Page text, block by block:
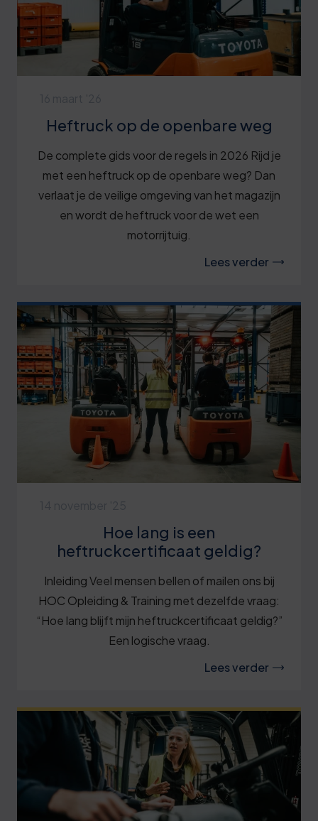
Heftruck op de openbare weg
De complete gids voor de regels in 2026 Rijd je
met een heftruck op de openbare weg? Dan
verlaat je de veilige omgeving van het magazijn
en wordt de heftruck voor de wet een
motorrijtuig.
Lees verder
Hoe lang is een
heftruckcertificaat geldig?
Inleiding Veel mensen bellen of mailen ons bij
HOC Opleiding & Training met dezelfde vraag:
“Hoe lang blijft mijn heftruckcertificaat geldig?”
Een logische vraag.
Lees verder